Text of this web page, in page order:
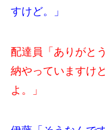
すけど。」
配達員「ありがと
納やっていますけ
よ。」